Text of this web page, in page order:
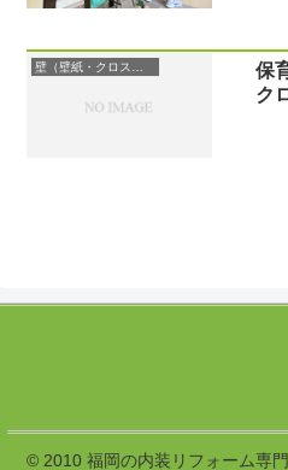
壁（壁紙・クロス・エコカラット）
保
ク
© 2010 福岡の内装リフォーム専